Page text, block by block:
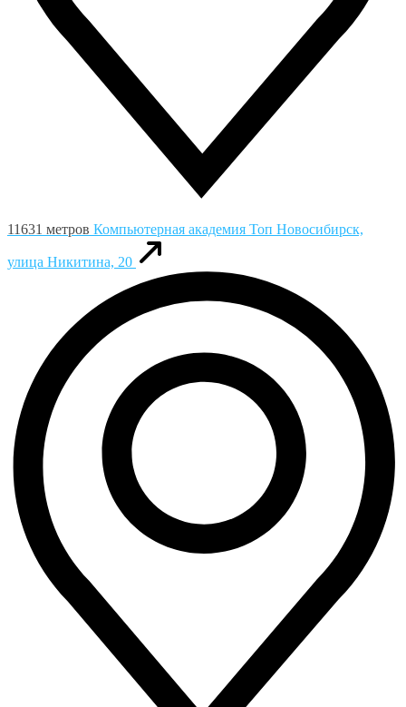
11631 метров Компьютерная академия Toп Новосибирск,
улица Никитина, 20